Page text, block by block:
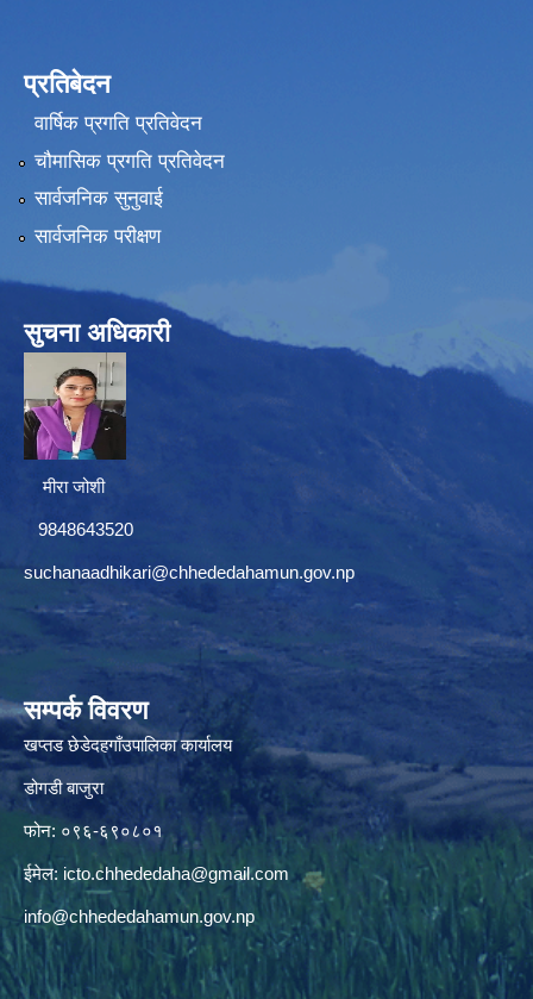
प्रतिबेदन
वार्षिक प्रगति प्रतिवेदन
चौमासिक प्रगति प्रतिवेदन
सार्वजनिक सुनुवाई
सार्वजनिक परीक्षण
सुचना अधिकारी
मीरा जोशी
9848643520
suchanaadhikari@chhededahamun.gov.np
सम्पर्क विवरण
खप्तड छेडेदहगाँउपालिका कार्यालय
डोगडी बाजुरा
फोन: ०९६-६९०८०१
ईमेल: icto.chhededaha@gmail.com
info@chhededahamun.gov.np